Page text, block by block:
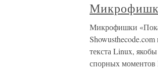
Микрофишки
текста Linux,
спорных моментов